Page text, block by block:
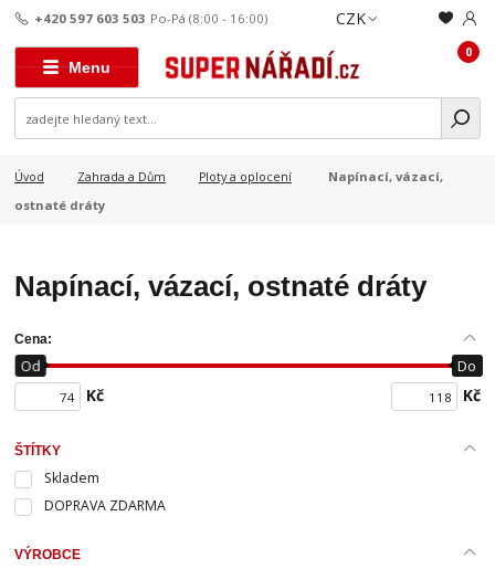
Menu
CZK
+420 597 603 503 Po-Pá (8:00 - 16:00)
0
Úvod Zahrada a Dům Ploty a oplocení
Napínací, vázací,
ostnaté dráty
Napínací, vázací, ostnaté dráty
Cena:
Kč
Od Do
Kč
ŠTÍTKY
Skladem
DOPRAVA ZDARMA
VÝROBCE